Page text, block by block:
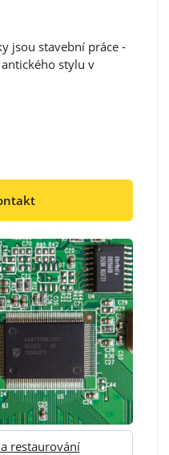
jsou stavební práce -
stylu v
restaurování